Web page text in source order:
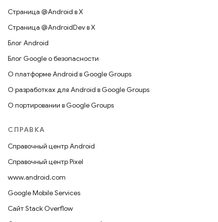
Страница @Android в X
Страница @AndroidDev в X
Блог Android
Блог Google о безопасности
О платформе Android в Google Groups
О разработках для Android в Google Groups
О портировании в Google Groups
СПРАВКА
Справочный центр Android
Справочный центр Pixel
www.android.com
Google Mobile Services
Сайт Stack Overflow